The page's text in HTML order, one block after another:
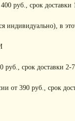
руб., срок доставки
индивидуально), в
срок доставки 2-
от 390 руб., срок